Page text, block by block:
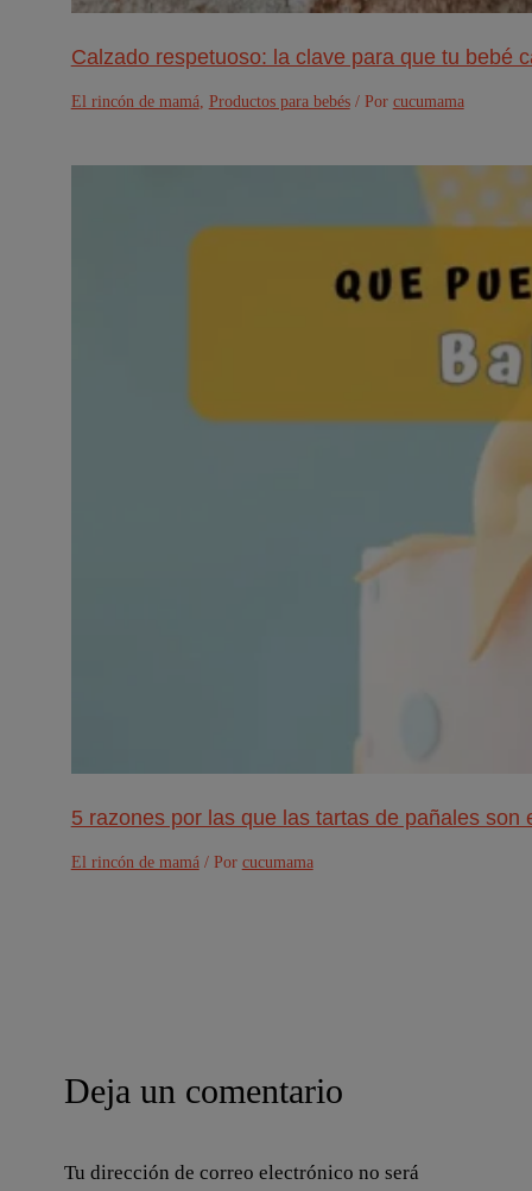
Calzado respetuoso: la clave para que tu bebé
El rincón de mamá Productos para bebés/ Por cucumama
5 razones por las que las tartas de pañales son
El rincón de mamá / Por cucumama
Deja un comentario
Tu dirección de correo electrónico no será